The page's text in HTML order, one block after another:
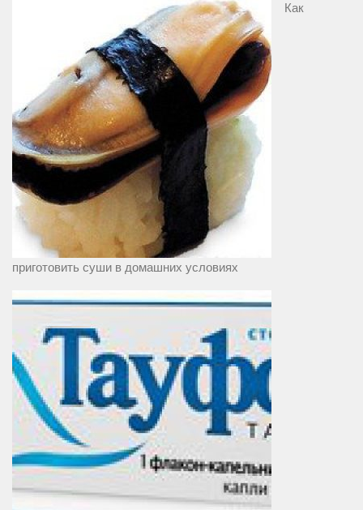
Как
приготовить суши в домашних условиях